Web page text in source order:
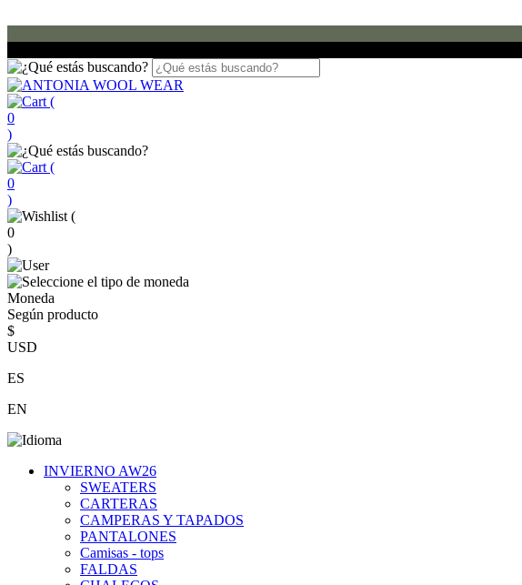
(
0
)
(
0
)
(
0
)
Moneda
Según producto
$
USD
ES
EN
INVIERNO AW26
SWEATERS
CARTERAS
CAMPERAS Y TAPADOS
PANTALONES
Camisas - tops
FALDAS